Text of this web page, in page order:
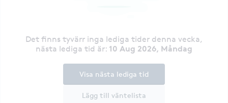
Det finns tyvärr inga lediga tider denna vecka,
nästa lediga tid är: 10 Aug 2026, Måndag
Lägg till väntelista
Visa nästa lediga tid